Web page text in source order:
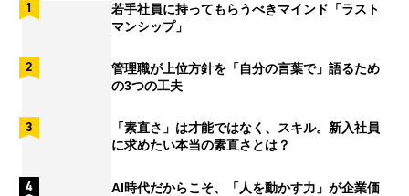
若手社員に持ってもらうべきマインド「ラスト
マンシップ」
管理職が上位方針を「自分の言葉で」語るため
の3つの工夫
「素直さ」は才能ではなく、スキル。新入社員
に求めたい本当の素直さとは？
AI時代だからこそ、「人を動かす力」が企業価